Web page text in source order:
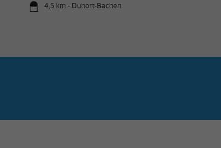
4,5 km - Duhort-Bachen